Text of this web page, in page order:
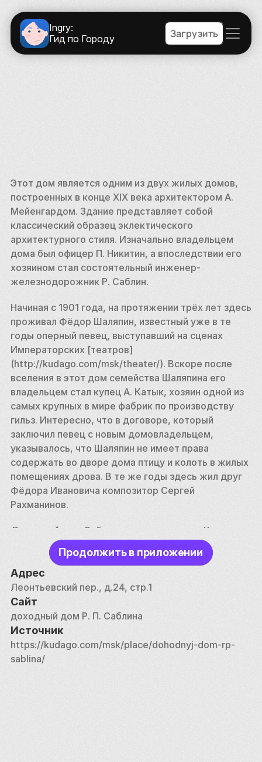
Ingry:
Гид по Городу
Загрузить
Этот дом является одним из двух жилых домов,
построенных в конце XIX века архитектором А.
Мейенгардом. Здание представляет собой
классический образец эклектического
архитектурного стиля. Изначально владельцем
дома был офицер П. Никитин, а впоследствии его
хозяином стал состоятельный инженер-
железнодорожник Р. Саблин.
Начиная с 1901 года, на протяжении трёх лет здесь
проживал Фёдор Шаляпин, известный уже в те
годы оперный певец, выступавший на сценах
Императорских [театров]
(http://kudago.com/msk/theater/). Вскоре после
вселения в этот дом семейства Шаляпина его
владельцем стал купец А. Катык, хозяин одной из
самых крупных в мире фабрик по производству
гильз. Интересно, что в договоре, который
заключил певец с новым домовладельцем,
указывалось, что Шаляпин не имеет права
содержать во дворе дома птицу и колоть в жилых
помещениях дрова. В те же годы здесь жил друг
Фёдора Ивановича композитор Сергей
Рахманинов.
Доходный дом Саблина, а впоследствии Катыка –
последнее место, где проживал в Москве Антон
Чехов. В 1904 году он провёл здесь несколько
недель, а затем уехал в Германию, где и умер. В
гости к Антону Павловичу нередко наведывались
В. Гиляровский и Н. Телешов.
Продолжить в приложении
Адрес
Леонтьевский пер., д.24, стр.1
Сайт
доходный дом Р. П. Саблина
Источник
https://kudago.com/msk/place/dohodnyj-dom-rp-
sablina/